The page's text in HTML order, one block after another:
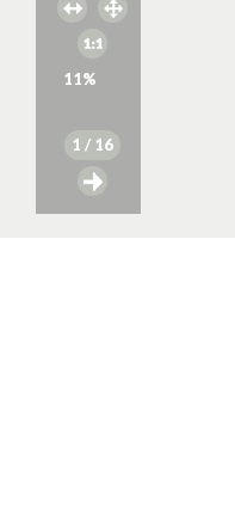
11%
1 / 16